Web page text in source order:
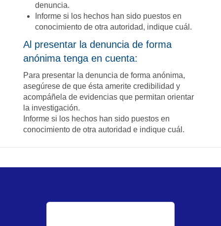
denuncia.
Informe si los hechos han sido puestos en
conocimiento de otra autoridad, indique cuál.
Al presentar la denuncia de forma
anónima tenga en cuenta:
Para presentar la denuncia de forma anónima,
asegúrese de que ésta amerite credibilidad y
acompáñela de evidencias que permitan orientar
la investigación.
Informe si los hechos han sido puestos en
conocimiento de otra autoridad e indique cuál.